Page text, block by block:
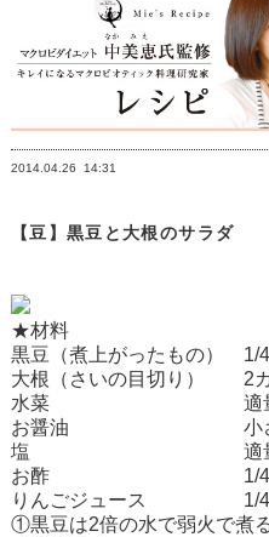
2014.04.26 14:31
【豆】黒豆と大根のサラダ
★材料
黒豆（煮上がったもの）
大根（さいの目切り） 2
水菜 適
お醤油 小さ
塩 適
お酢 1/4カ
りんごジュース 1/4
①黒豆は2倍の水で弱火で煮